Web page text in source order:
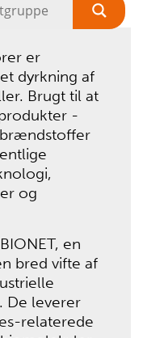
er
dyrkning af
Brugt til at
-
og
en
bred vifte af
De leverer
relaterede